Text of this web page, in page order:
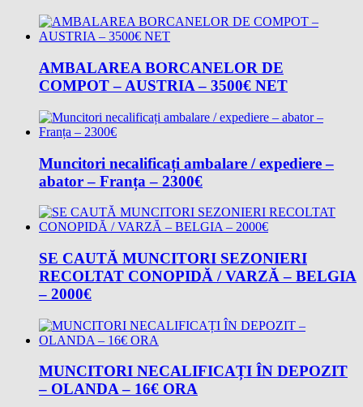
AMBALAREA BORCANELOR DE
COMPOT – AUSTRIA – 3500€ NET
Muncitori necalificați ambalare / expediere –
abator – Franța – 2300€
SE CAUTĂ MUNCITORI SEZONIERI
RECOLTAT CONOPIDĂ / VARZĂ – BELGIA
– 2000€
MUNCITORI NECALIFICAȚI ÎN DEPOZIT
– OLANDA – 16€ ORA